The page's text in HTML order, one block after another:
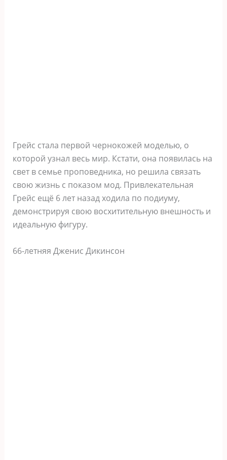
Грейс стала первой чернокожей моделью, о
которой узнал весь мир. Кстати, она появилась на
свет в семье проповедника, но решила связать
свою жизнь с показом мод. Привлекательная
Грейс ещё 6 лет назад ходила по подиуму,
демонстрируя свою восхитительную внешность и
идеальную фигуру.
66-летняя Дженис Дикинсон